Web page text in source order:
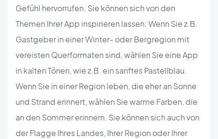
Gefühl hervorrufen. Sie können sich von den
Themen Ihrer App inspirieren lassen: Wenn Sie z.B.
Gastgeber in einer Winter- oder Bergregion mit
vereisten Querformaten sind, wählen Sie eine App
in kalten Tönen, wie z.B. ein sanftes Pastellblau.
Wenn Sie in einer Region leben, die eher an Sonne
und Strand erinnert, wählen Sie warme Farben, die
an den Sommer erinnern. Sie können sich auch von
der Flagge Ihres Landes, Ihrer Region oder Ihrer